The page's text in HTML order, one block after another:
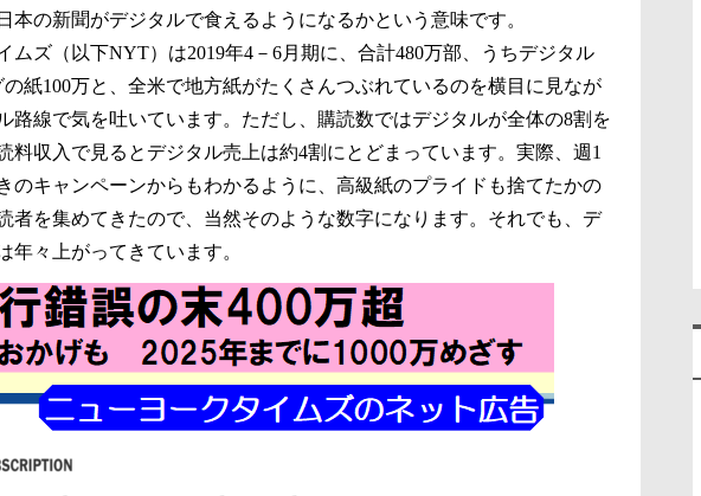
本の新聞がデジタルで食えるようになるかという意味です。
ムズ（以下NYT）は2019年4－6月期に、合計480万部、うちデジタル
の紙100万と、全米で地方紙がたくさんつぶれているのを横目に見なが
路線で気を吐いています。ただし、購読数ではデジタルが全体の8割を
料収入で見るとデジタル売上は約4割にとどまっています。実際、週1
のキャンペーンからもわかるように、高級紙のプライドも捨てたかの
者を集めてきたので、当然そのような数字になります。それでも、デ
年々上がってきています。